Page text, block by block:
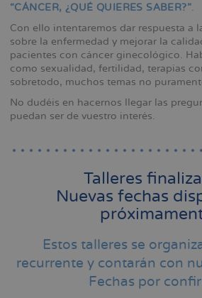
“CÁNCER, ¿QUÉ QUIERES SABER?”.
Con ello intentaremos dar respuesta a
sobre la enfermedad y mejorar la
pacientes con cáncer ginecológico.
como sexualidad, fertilidad, terapias
sobretodo, muchos temas no
No dudéis en hacernos llegar las
puedan ser de vuestro interés.
Talleres
Nuevas fechas
Estos talleres se
recurrente y contarán con
Fechas por